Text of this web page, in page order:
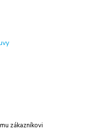
zákazníkovi